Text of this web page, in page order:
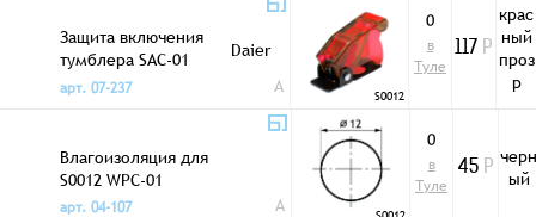
Защита включения
тумблера SAC-01
красная/прозр
Daier
арт. 07-237
A S0012
0
в
Туле
117 Р
крас
ный
проз
р
Влагоизоляция для
S0012 WPC-01
арт. 04-107
A
0
в
Туле
45 Р
черн
ый